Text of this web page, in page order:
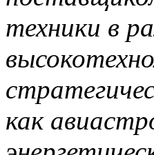
техники в
как